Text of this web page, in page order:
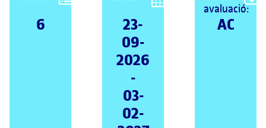
6
23-
09-
2026
-
03-
02-
avaluació:
AC